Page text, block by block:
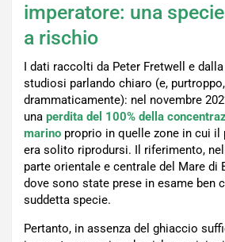
imperatore: una
a rischio
I dati raccolti da Peter Fretwell e
studiosi parlando chiaro (e,
drammaticamente): nel novembre
una perdita del 100% della
marino proprio in quelle zone in cui il
era solito riprodursi. Il riferimento,
parte orientale e centrale del Mare di
dove sono state prese in esame ben
suddetta specie.
Pertanto, in assenza del ghiaccio